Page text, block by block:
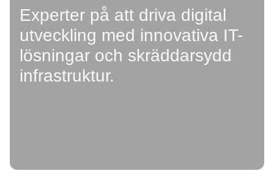
Experter på att driva digital
utveckling med innovativa IT-
lösningar och skräddarsydd
infrastruktur.